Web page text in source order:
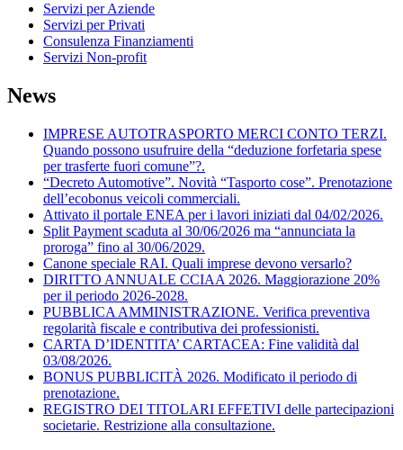
Servizi per Aziende
Servizi per Privati
Consulenza Finanziamenti
Servizi Non-profit
News
IMPRESE AUTOTRASPORTO MERCI CONTO TERZI.
Quando possono usufruire della “deduzione forfetaria spese
per trasferte fuori comune”?.
“Decreto Automotive”. Novità “Tasporto cose”. Prenotazione
dell’ecobonus veicoli commerciali.
Attivato il portale ENEA per i lavori iniziati dal 04/02/2026.
Split Payment scaduta al 30/06/2026 ma “annunciata la
proroga” fino al 30/06/2029.
Canone speciale RAI. Quali imprese devono versarlo?
DIRITTO ANNUALE CCIAA 2026. Maggiorazione 20%
per il periodo 2026-2028.
PUBBLICA AMMINISTRAZIONE. Verifica preventiva
regolarità fiscale e contributiva dei professionisti.
CARTA D’IDENTITA’ CARTACEA: Fine validità dal
03/08/2026.
BONUS PUBBLICITÀ 2026. Modificato il periodo di
prenotazione.
REGISTRO DEI TITOLARI EFFETIVI delle partecipazioni
societarie. Restrizione alla consultazione.